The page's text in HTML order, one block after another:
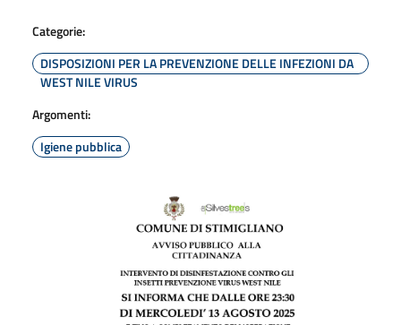
Categorie:
DISPOSIZIONI PER LA PREVENZIONE DELLE INFEZIONI DA
WEST NILE VIRUS
Argomenti:
Igiene pubblica